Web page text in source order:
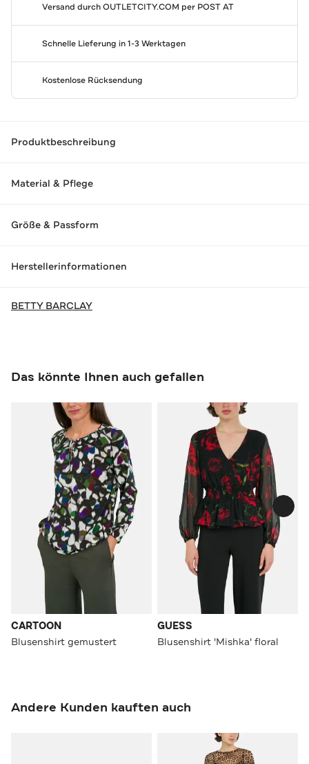
Versand durchOUTLETCITY.COM per POST AT
Schnelle Lieferung in 1-3 Werktagen
Kostenlose Rücksendung
Produktbeschreibung
Material & Pflege
Größe & Passform
Herstellerinformationen
BETTY BARCLAY
Das könnte Ihnen auch gefallen
CARTOON
Blusenshirt gemustert
GUESS
Blusenshirt 'Mishka' floral
Andere Kunden kauften auch